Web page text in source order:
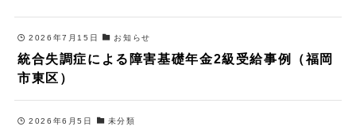
2026年7月15日 お知らせ
統合失調症による障害基礎年金2級受給事例（福岡
市東区）
2026年6月5日 未分類